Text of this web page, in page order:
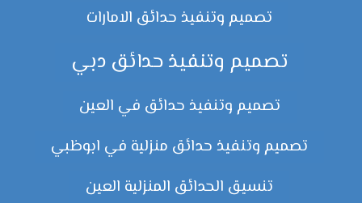
تصميم وتنفيذ حدائق الامارات
تصميم وتنفيذ حدائق دبي
تصميم وتنفيذ حدائق في العين
تصميم وتنفيذ حدائق منزلية في ابوظبي
تنسيق الحدائق المنزلية العين